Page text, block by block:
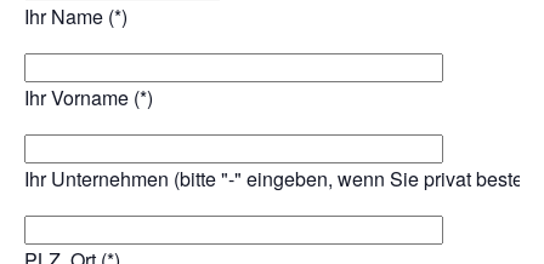
Ihre Investition:
Ihre Investition:180 Minuten*
Ihre Investition:300 Minuten*
Ihr Name (*)
Ihr Vorname (*)
Ihr Unternehmen (bitte "-" eingeben, wenn Sie privat